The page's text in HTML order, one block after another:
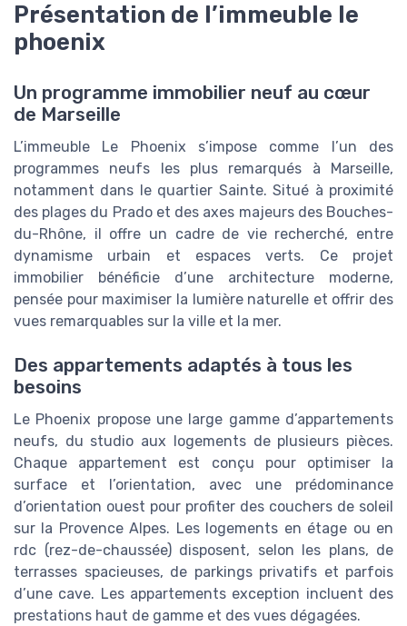
Présentation de l’immeuble le
phoenix
Un programme immobilier neuf au cœur
de Marseille
L’immeuble Le Phoenix s’impose comme l’un des
programmes neufs les plus remarqués à Marseille,
notamment dans le quartier Sainte. Situé à proximité
des plages du Prado et des axes majeurs des Bouches-
du-Rhône, il offre un cadre de vie recherché, entre
dynamisme urbain et espaces verts. Ce projet
immobilier bénéficie d’une architecture moderne,
pensée pour maximiser la lumière naturelle et offrir des
vues remarquables sur la ville et la mer.
Des appartements adaptés à tous les
besoins
Le Phoenix propose une large gamme d’appartements
neufs, du studio aux logements de plusieurs pièces.
Chaque appartement est conçu pour optimiser la
surface et l’orientation, avec une prédominance
d’orientation ouest pour profiter des couchers de soleil
sur la Provence Alpes. Les logements en étage ou en
rdc (rez-de-chaussée) disposent, selon les plans, de
terrasses spacieuses, de parkings privatifs et parfois
d’une cave. Les appartements exception incluent des
prestations haut de gamme et des vues dégagées.